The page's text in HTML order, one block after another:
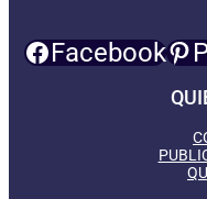
Facebook